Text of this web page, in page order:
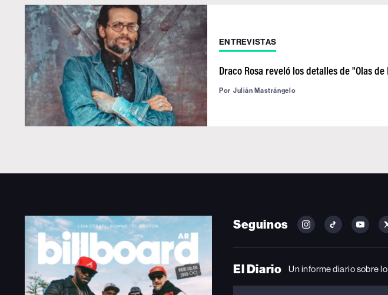
ENTREVISTAS
Draco Rosa reveló los detalles de "Olas de
Por Julián Mastrángelo
Seguinos
FOLLOW
ON
FOLLOW
ON
FOLLOW
ON
El Diario Un informe diario sobre